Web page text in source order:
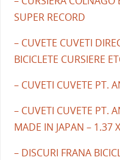
SUPER RECORD
– CUVETE CUVETI
BICICLETE CURSIERE
– CUVETI CUVETE PT.
– CUVETI CUVETE PT.
MADE IN JAPAN – 1.37
– DISCURI FRANA